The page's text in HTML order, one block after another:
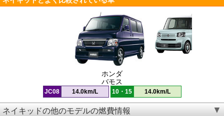
ホンダ
バモス
JC08 14.0km/L 10・15 14.0km/L
ネイキッドの他のモデルの燃費情報